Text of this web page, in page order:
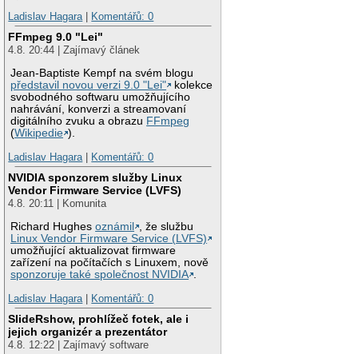
Ladislav Hagara
Komentářů: 0
FFmpeg 9.0 "Lei"
4.8. 20:44 | Zajímavý článek
Jean-Baptiste Kempf na svém blogu
představil novou verzi 9.0 "Lei"
kolekce
svobodného softwaru umožňujícího
nahrávání, konverzi a streamovaní
digitálního zvuku a obrazu FFmpeg
(Wikipedie ).
Ladislav Hagara
Komentářů: 0
NVIDIA sponzorem služby Linux
Vendor Firmware Service (LVFS)
4.8. 20:11 | Komunita
Richard Hughesoznámil
, že službu
Linux Vendor Firmware Service (LVFS)
umožňující aktualizovat firmware
zařízení na počítačích s Linuxem, nově
sponzoruje také společnost NVIDIA .
Ladislav Hagara | Komentářů: 0
SlideRshow, prohlížeč fotek, ale i
jejich organizér a prezentátor
4.8. 12:22 | Zajímavý software